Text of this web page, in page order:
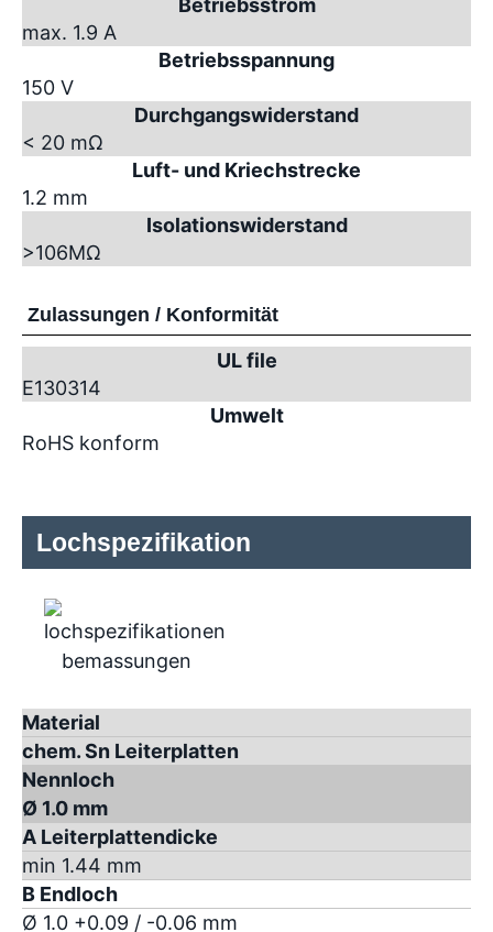
Betriebsstrom
max. 1.9 A
Betriebsspannung
150 V
Durchgangswiderstand
< 20 mΩ
Luft- und Kriechstrecke
1.2 mm
Isolationswiderstand
>106MΩ
Zulassungen / Konformität
UL file
E130314
Umwelt
RoHS konform
Lochspezifikation
Material
chem. Sn Leiterplatten
Nennloch
Ø 1.0 mm
A Leiterplattendicke
min 1.44 mm
B Endloch
Ø 1.0 +0.09 / -0.06 mm